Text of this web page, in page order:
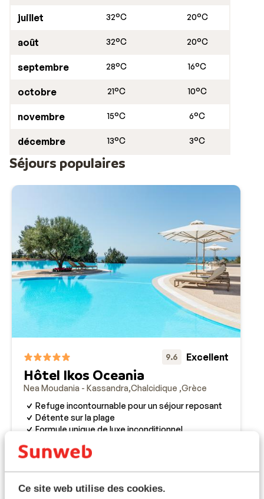
Ce site web utilise des cookies.
juillet 32°C 20°C
août 32°C 20°C
septembre 28°C 16°C
octobre 21°C 10°C
novembre 15°C 6°C
décembre 13°C 3°C
Séjours populaires
9.6 Excellent
Hôtel Ikos Oceania
Nea Moudania - Kassandra Chalcidique Grèce
Refuge incontournable pour un séjour reposant
Détente sur la plage
Formule unique de luxe inconditionnel
Dim. 25 Oct. - Dim. 1 Nov.
Voir